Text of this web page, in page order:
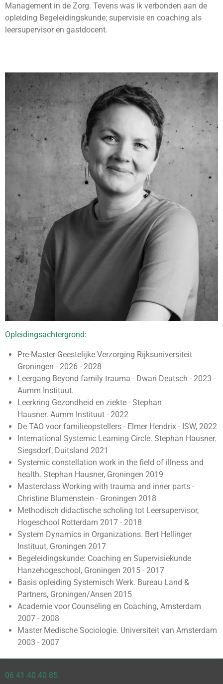
Management in de Zorg. Tevens was ik verbonden aan de
opleiding Begeleidingskunde; supervisie en coaching als
leersupervisor en gastdocent.
Opleidingsachtergrond:
Pre-Master Geestelijke Verzorging Rijksuniversiteit
Groningen - 2026 - 2028
Leergang Beyond family trauma - Dwari Deutsch - 2023 -
Aumm Instituut.
Leerkring Gezondheid en ziekte - Stephan
Hausner. Aumm Instituut - 2022
De TAO voor familieopstellers - Elmer Hendrix - ISW, 2022
International Systemic Learning Circle. Stephan Hausner.
Siegsdorf, Duitsland 2021
Systemic constellation work in the field of illness and
health. Stephan Hausner, Groningen 2019
Masterclass Working with trauma and inner parts -
Christine Blumenstein - Groningen 2018
Methodisch didactische scholing tot Leersupervisor,
Hogeschool Rotterdam 2017 - 2018
System Dynamics in Organizations. Bert Hellinger
Instituut, Groningen 2017
Begeleidingskunde: Coaching en Supervisiekunde
Hanzehogeschool, Groningen 2015 - 2017
Basis opleiding Systemisch Werk. Bureau Land &
Partners, Groningen/Ansen 2015
Academie voor Counseling en Coaching, Amsterdam
2007 - 2008
Master Medische Sociologie. Universiteit van Amsterdam
2003 - 2007
06 41 40 40 85